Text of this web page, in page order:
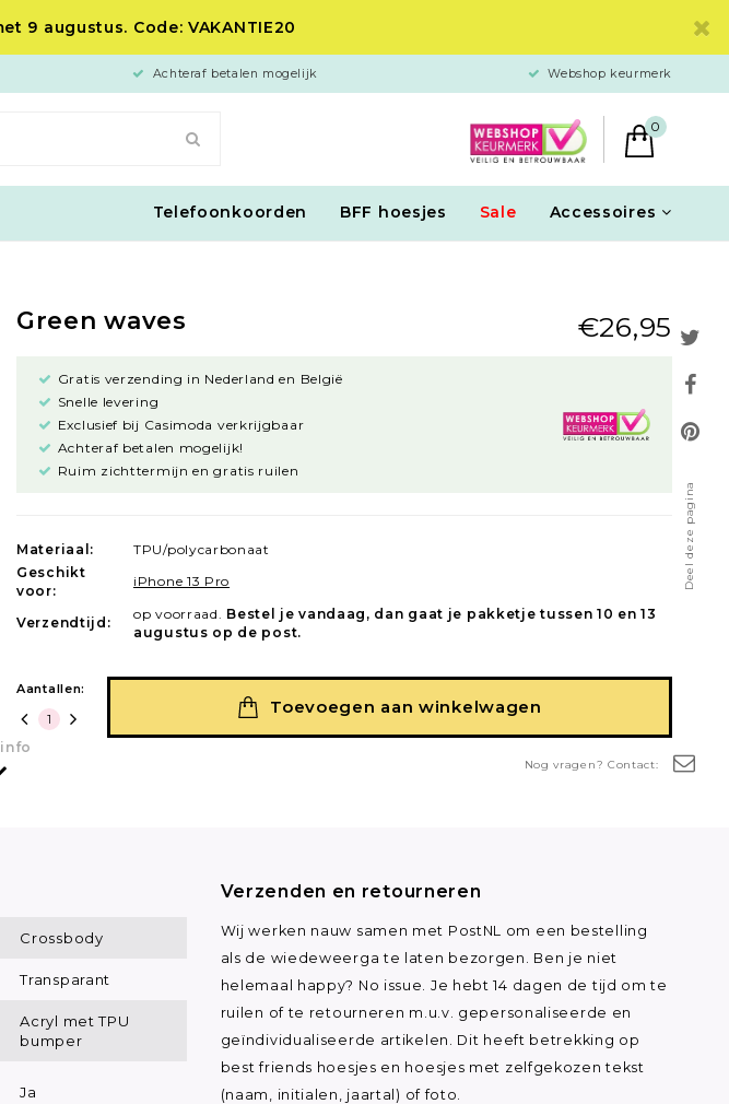
9 augustus. Code: VAKANTIE20
Achteraf betalen mogelijk Webshop keurmerk
0
Telefoonkoorden BFF hoesjes Sale Accessoires
Deel deze pagina
Nog vragen? Contact:
Green waves €26,95
Gratis verzending in Nederland en België
Snelle levering
Exclusief bij Casimoda verkrijgbaar
Achteraf betalen mogelijk!
Ruim zichttermijn en gratis ruilen
Materiaal:
TPU/polycarbonaat
Geschikt
voor:
iPhone 13 Pro
Verzendtijd:
op voorraad. Bestel je vandaag, dan gaat je pakketje tussen 10 en 13
augustus op de post.
Aantallen:
Toevoegen aan winkelwagen
Crossbody
Transparant
Acryl met TPU
bumper
Ja
Verzenden en retourneren
Wij werken nauw samen met PostNL om een bestelling
als de wiedeweerga te laten bezorgen. Ben je niet
helemaal happy? No issue. Je hebt 14 dagen de tijd om te
ruilen of te retourneren m.u.v. gepersonaliseerde en
geïndividualiseerde artikelen. Dit heeft betrekking op
best friends hoesjes en hoesjes met zelfgekozen tekst
(naam, initialen, jaartal) of foto.